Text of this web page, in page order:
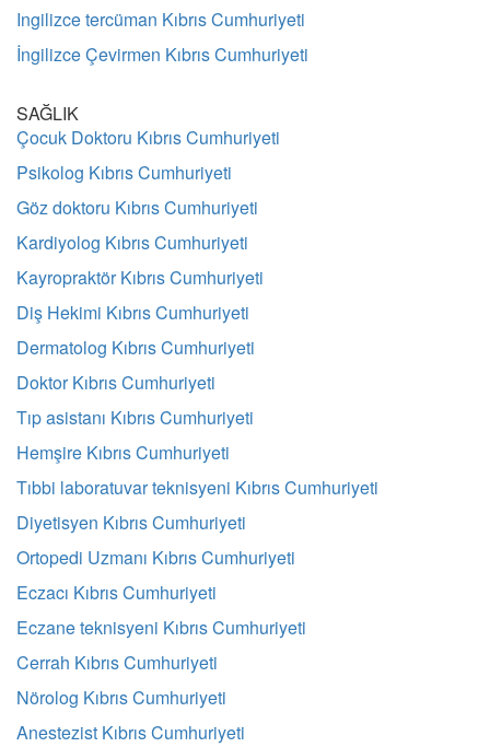
Ingilizce tercüman Kıbrıs Cumhuriyeti
İngilizce Çevirmen Kıbrıs Cumhuriyeti
SAĞLIK
Çocuk Doktoru Kıbrıs Cumhuriyeti
Psikolog Kıbrıs Cumhuriyeti
Göz doktoru Kıbrıs Cumhuriyeti
Kardiyolog Kıbrıs Cumhuriyeti
Kayropraktör Kıbrıs Cumhuriyeti
Diş Hekimi Kıbrıs Cumhuriyeti
Dermatolog Kıbrıs Cumhuriyeti
Doktor Kıbrıs Cumhuriyeti
Tıp asistanı Kıbrıs Cumhuriyeti
Hemşire Kıbrıs Cumhuriyeti
Tıbbi laboratuvar teknisyeni Kıbrıs Cumhuriyeti
Diyetisyen Kıbrıs Cumhuriyeti
Ortopedi Uzmanı Kıbrıs Cumhuriyeti
Eczacı Kıbrıs Cumhuriyeti
Eczane teknisyeni Kıbrıs Cumhuriyeti
Cerrah Kıbrıs Cumhuriyeti
Nörolog Kıbrıs Cumhuriyeti
Anestezist Kıbrıs Cumhuriyeti